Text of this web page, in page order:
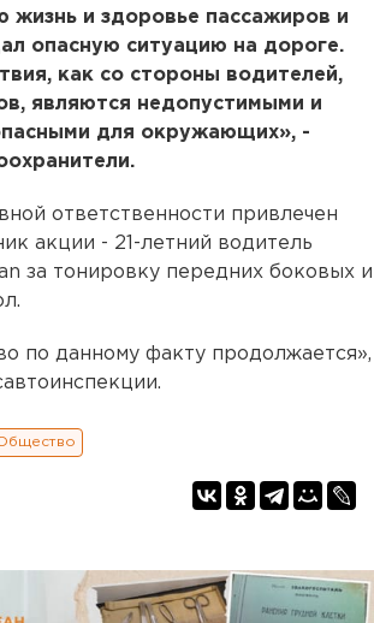
жизнь и здоровье пассажиров и
опасную ситуацию на дороге.
как со стороны водителей,
являются недопустимыми и
для окружающих», -
ответственности привлечен
акции - 21-летний водитель
за тонировку передних боковых и
по данному факту продолжается»,